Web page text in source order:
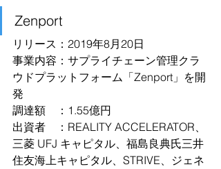
Zenport
リリース：2019年8月20日
事業内容：サプライチェーン管理クラ
ウドプラットフォーム「Zenport」を開
発
調達額　：1.55億円
出資者　：REALITY ACCELERATOR、
三菱 UFJ キャピタル、福島良典氏三井
住友海上キャピタル、STRIVE、ジェネ